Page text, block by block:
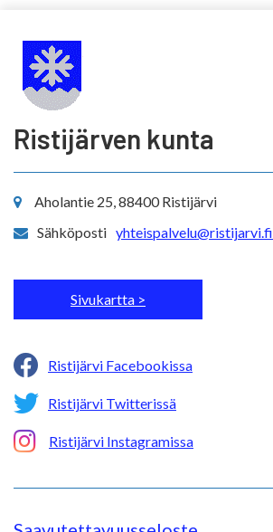
Ristijärven kunta
Aholantie 25, 88400 Ristijärvi
Sähköposti yhteispalvelu@ristijarvi.fi
Sivukartta >
Ristijärvi Facebookissa
Ristijärvi Twitterissä
Ristijärvi Instagramissa